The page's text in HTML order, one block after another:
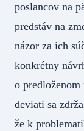
poslancov na
predstáv na
názor za ich
konkrétny
o
deviati sa
že k